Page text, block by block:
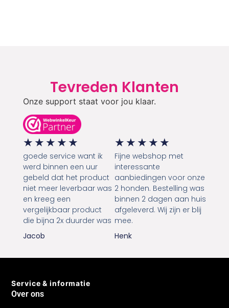
Tevreden Klanten
Onze support staat voor jou klaar.
★ ★ ★ ★ ★
goede service want ik
werd binnen een uur
gebeld dat het product
niet meer leverbaar was
en kreeg een
vergelijkbaar product
die bijna 2x duurder was
Jacob
★ ★ ★ ★ ★
Fijne webshop met
interessante
aanbiedingen voor onze
2 honden. Bestelling was
binnen 2 dagen aan huis
afgeleverd. Wij zijn er blij
mee.
Henk
Service & informatie
Over ons